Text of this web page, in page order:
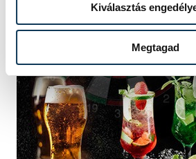
Kiválasztás
Megtagad